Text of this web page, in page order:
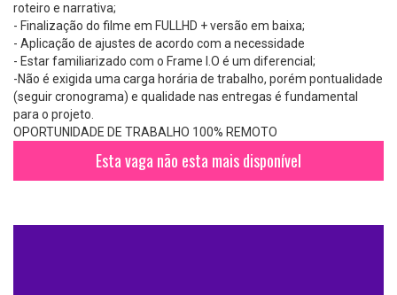
roteiro e narrativa;
- Finalização do filme em FULLHD + versão em baixa;
- Aplicação de ajustes de acordo com a necessidade
- Estar familiarizado com o Frame I.O é um diferencial;
-Não é exigida uma carga horária de trabalho, porém pontualidade
(seguir cronograma) e qualidade nas entregas é fundamental
para o projeto.
OPORTUNIDADE DE TRABALHO 100% REMOTO
Esta vaga não esta mais disponível